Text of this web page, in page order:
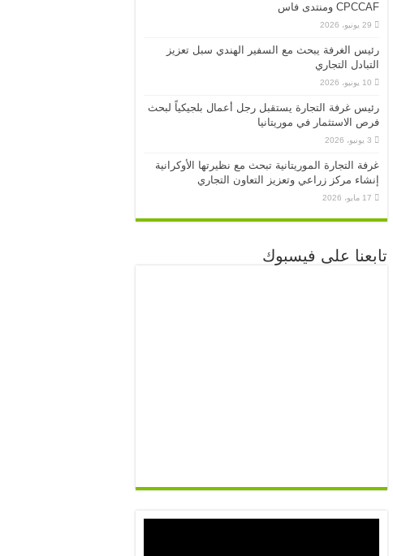
CPCCAF ومنتدى فاس
29 يونيو، 2026
رئيس الغرفة يبحث مع السفير الهندي سبل تعزيز
التبادل التجاري
10 يونيو، 2026
رئيس غرفة التجارة يستقبل رجل أعمال بلجيكياً لبحث
فرص الاستثمار في موريتانيا
3 يونيو، 2026
غرفة التجارة الموريتانية تبحث مع نظيرتها الأوكرانية
إنشاء مركز زراعي وتعزيز التعاون التجاري
17 مايو، 2026
تابعنا على فيسبوك